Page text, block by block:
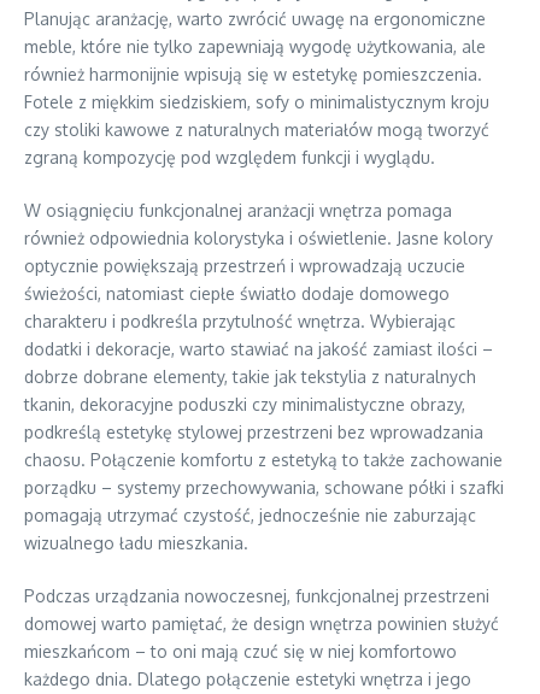
Planując aranżację, warto zwrócić uwagę na ergonomiczne
meble, które nie tylko zapewniają wygodę użytkowania, ale
również harmonijnie wpisują się w estetykę pomieszczenia.
Fotele z miękkim siedziskiem, sofy o minimalistycznym kroju
czy stoliki kawowe z naturalnych materiałów mogą tworzyć
zgraną kompozycję pod względem funkcji i wyglądu.
W osiągnięciu funkcjonalnej aranżacji wnętrza pomaga
również odpowiednia kolorystyka i oświetlenie. Jasne kolory
optycznie powiększają przestrzeń i wprowadzają uczucie
świeżości, natomiast ciepłe światło dodaje domowego
charakteru i podkreśla przytulność wnętrza. Wybierając
dodatki i dekoracje, warto stawiać na jakość zamiast ilości –
dobrze dobrane elementy, takie jak tekstylia z naturalnych
tkanin, dekoracyjne poduszki czy minimalistyczne obrazy,
podkreślą estetykę stylowej przestrzeni bez wprowadzania
chaosu. Połączenie komfortu z estetyką to także zachowanie
porządku – systemy przechowywania, schowane półki i szafki
pomagają utrzymać czystość, jednocześnie nie zaburzając
wizualnego ładu mieszkania.
Podczas urządzania nowoczesnej, funkcjonalnej przestrzeni
domowej warto pamiętać, że design wnętrza powinien służyć
mieszkańcom – to oni mają czuć się w niej komfortowo
każdego dnia. Dlatego połączenie estetyki wnętrza i jego